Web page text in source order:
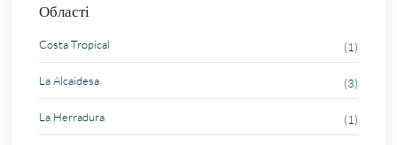
Області
Costa Tropical (1)
La Alcaidesa (3)
La Herradura (1)